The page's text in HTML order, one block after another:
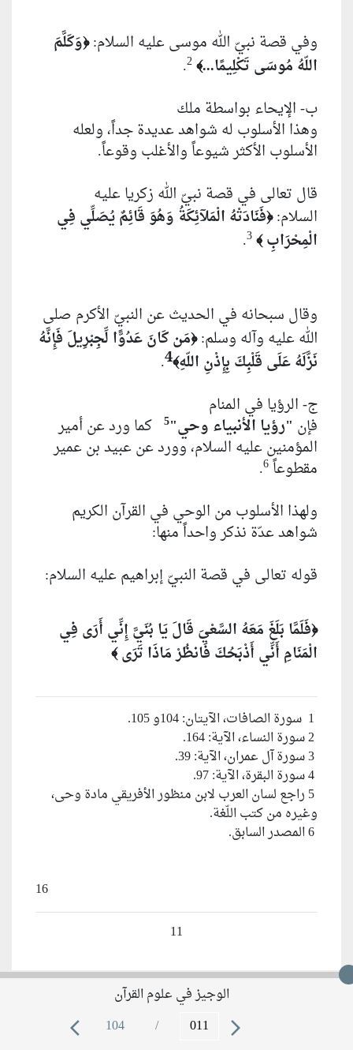
وفي قصة نبيّ الله موسى عليه السلام:﴿وَكَلَّمَ
اللّهُ مُوسَى تَكْلِيمًا...﴾ 2
.
ب- الإيحاء بواسطة ملك
وهذا الأسلوب له شواهد عديدة جداً، ولعله
الأسلوب الأكثر شيوعاً والأغلب وقوعاً.
قال تعالى في قصة نبيّ الله زكريا عليه
السلام:﴿فَنَادَتْهُ الْمَلآئِكَةُ وَهُوَ قَائِمٌ يُصَلِّي فِي
الْمِحْرَابِ﴾ 3
.
وقال سبحانه في الحديث عن النبيّ الأكرم صلى
الله عليه وآله وسلم:﴿مَن كَانَ عَدُوًّا لِّجِبْرِيلَ فَإِنَّهُ
نَزَّلَهُ عَلَى قَلْبِكَ بِإِذْنِ اللّهِ﴾4
.
ج- الرؤيا في المنام
فإن "رؤيا الأنبياء وحي"5 كما ورد عن أمير
المؤمنين عليه السلام، وورد عن عبيد بن عمير
مقطوعاً 6
.
ولهذا الأسلوب من الوحي في القرآن الكريم
شواهد عدّة نذكر واحداً منها:
قوله تعالى في قصة النبيّ إبراهيم عليه السلام:
﴿فَلَمَّا بَلَغَ مَعَهُ السَّعْيَ قَالَ يَا بُنَيَّ إِنِّي أَرَى فِي
الْمَنَامِ أَنِّي أَذْبَحُكَ فَانظُرْ مَاذَا تَرَى﴾
5 راجع لسان العرب لابن منظور الأفريقي مادة وحى،
وغيره من كتب اللّغة.
16
11
الدرس الأول: الوحي الرِّسالي
الوجيز في علوم القرآن
arrow_forward_ios
/
104
arrow_back_ios